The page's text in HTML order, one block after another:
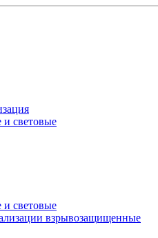
и световые
и световые
взрывозащищенные